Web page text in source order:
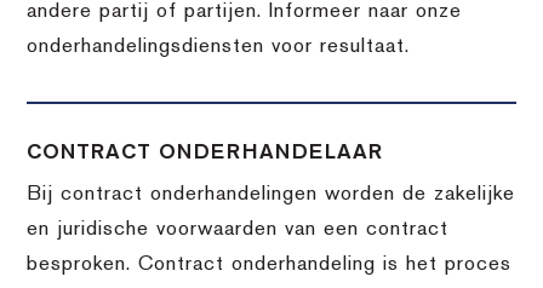
andere partij of partijen. Informeer naar onze
onderhandelingsdiensten voor resultaat.
CONTRACT ONDERHANDELAAR
Bij contract onderhandelingen worden de zakelijke
en juridische voorwaarden van een contract
besproken. Contract onderhandeling is het proces